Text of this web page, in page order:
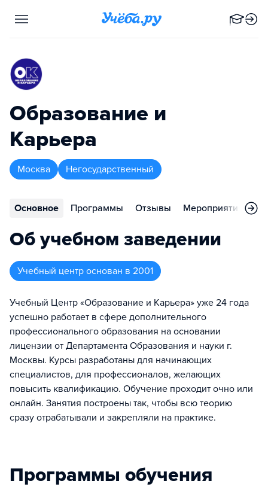
Образование и
Карьера
Москва Негосударственный
Основное Программы Отзывы Мероприятия
Об учебном заведении
Учебный центр основан в 2001
Учебный Центр «Образование и Карьера» уже 24 года
успешно работает в сфере дополнительного
профессионального образования на основании
лицензии от Департамента Образования и науки г.
Москвы. Курсы разработаны для начинающих
специалистов, для профессионалов, желающих
повысить квалификацию. Обучение проходит очно или
онлайн. Занятия построены так, чтобы всю теорию
сразу отрабатывали и закрепляли на практике.
Программы обучения